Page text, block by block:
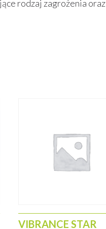
wczesnym
rodzaj zagrożenia oraz
VIBRANCE STAR